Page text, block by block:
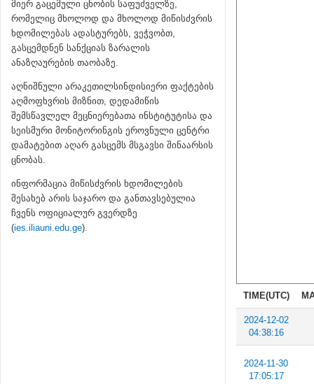
მიერ გაცემული ცნობის საფუძველზე,
რომელიც მხოლოდ და მხოლოდ მიწისძვრის
ხდომილებას ადასტურებს, ვეჭვობთ,
გასცემდნენ სანქციას ზარალის
ანაზღაურების თაობაზე.
აღნიშნული არაკეთილსინდისიერი ფაქტების
აღმოფხვრის მიზნით, დედამიწის
შემსწავლელ მეცნიერებათა ინსტიტუტისა და
სეისმური მონიტორინგის ეროვნული ცენტრი
დამატებით აღარ გასცემს მსგავსი შინაარსის
ცნობას.
ინფორმაცია მიწისძვრის ხდომილების
შესახებ არის საჯარო და განთავსებულია
ჩვენს ოფიციალურ გვერდზე
(ies.iliauni.edu.ge).
TIME(UTC)
2024-12-02
04:38:16
2024-11-30
17:05:17